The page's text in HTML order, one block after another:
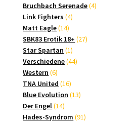
Produkte
Bruchbach Serenade 44
Link Fighters 44
Matt Eagle 1414
Produkte
SBK83 Erotik 18+ 2727
Star Spartan 11
Produkt
Verschiedene 4444
Western 66
Produkte
TNA United 1616
Produkte
Blue Evolution 1313
Der Engel 1414
Produkte
Hades-Syndrom 9191